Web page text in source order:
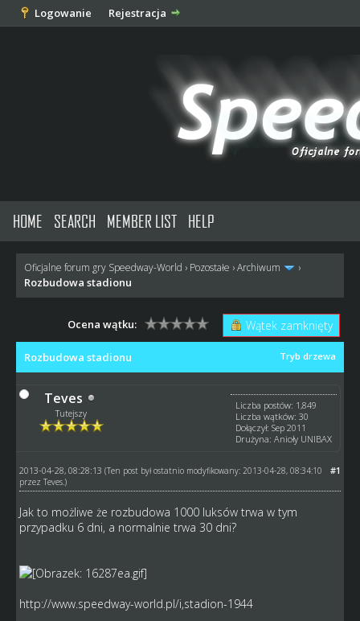
Logowanie Rejestracja
HOME SEARCH MEMBER LIST HELP
Oficjalne forum gry Speedway-World › Pozostałe ›Archiwum ›
Rozbudowa stadionu
Wątek zamknięty
Ocena wątku:
Tryb drzewa
Rozbudowa stadionu
Teves
Tutejszy
Liczba postów: 1,849
Liczba wątków: 30
Dołączył: Sep 2011
Drużyna: Anioły UNIBAX
#1
2013-04-28, 08:28:13 (Ten post był ostatnio modyfikowany: 2013-04-28, 08:34:10
przez Teves.)
Jak to możliwe że rozbudowa 1000 luksów trwa w tym
przypadku 6 dni, a normalnie trwa 30 dni?
http://www.speedway-world.pl/i,stadion-1944